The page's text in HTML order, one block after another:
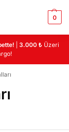
0
|3.000 ₺ Üzeri